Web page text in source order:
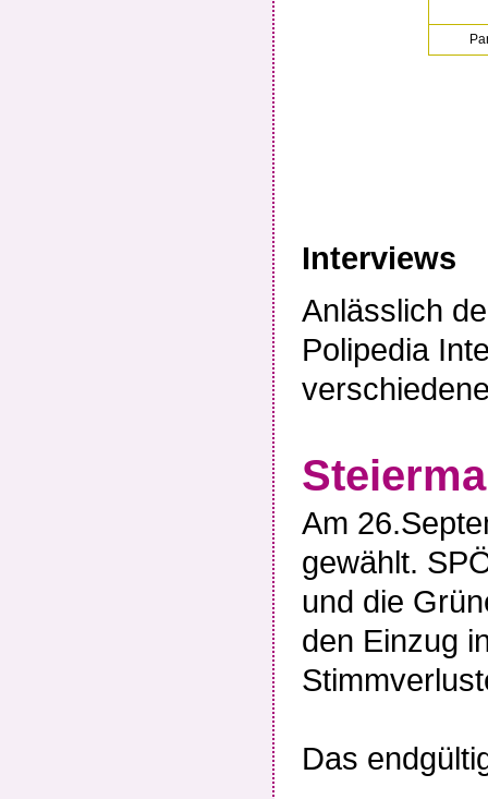
Interviews
Anlässlich
Polipedia
Am
gewählt.
und die
den Einzug
Das